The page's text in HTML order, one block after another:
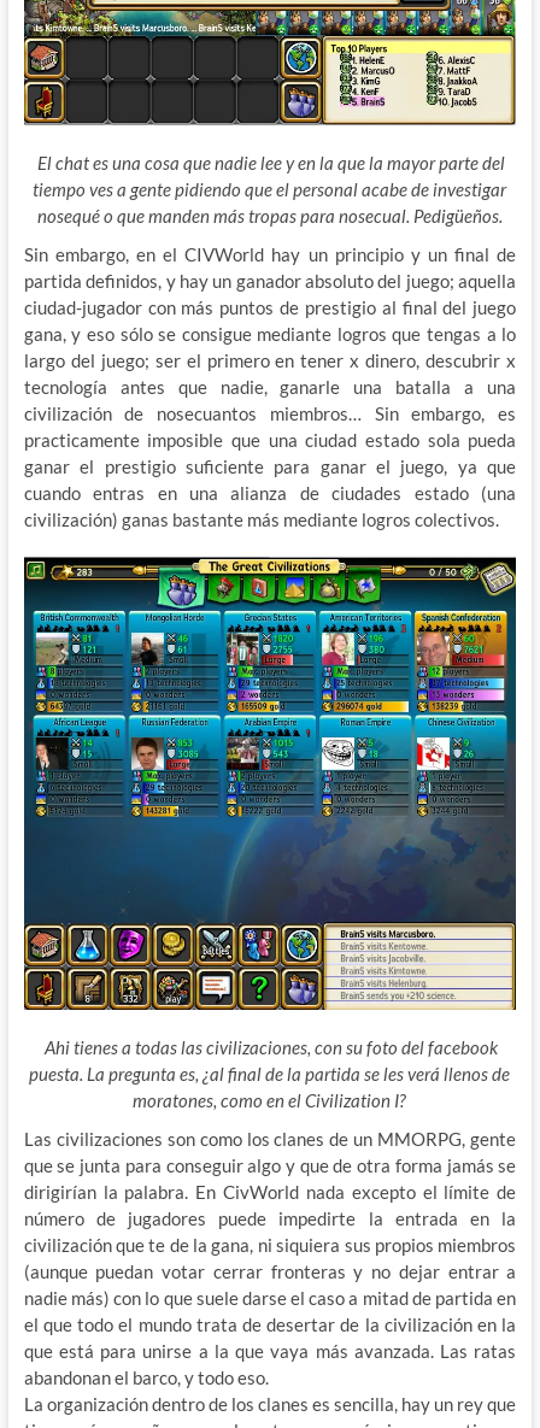
El chat es una cosa que nadie lee y en la que la mayor parte del
tiempo ves a gente pidiendo que el personal acabe de investigar
nosequé o que manden más tropas para nosecual. Pedigüeños.
Sin embargo, en el CIVWorld hay un principio y un final de
partida definidos, y hay un ganador absoluto del juego; aquella
ciudad-jugador con más puntos de prestigio al final del juego
gana, y eso sólo se consigue mediante logros que tengas a lo
largo del juego; ser el primero en tener x dinero, descubrir x
tecnología antes que nadie, ganarle una batalla a una
civilización de nosecuantos miembros… Sin embargo, es
practicamente imposible que una ciudad estado sola pueda
ganar el prestigio suficiente para ganar el juego, ya que
cuando entras en una alianza de ciudades estado (una
civilización) ganas bastante más mediante logros colectivos.
Ahi tienes a todas las civilizaciones, con su foto del facebook
puesta. La pregunta es, ¿al final de la partida se les verá llenos de
moratones, como en el Civilization I?
Las civilizaciones son como los clanes de un MMORPG, gente
que se junta para conseguir algo y que de otra forma jamás se
dirigirían la palabra. En CivWorld nada excepto el límite de
número de jugadores puede impedirte la entrada en la
civilización que te de la gana, ni siquiera sus propios miembros
(aunque puedan votar cerrar fronteras y no dejar entrar a
nadie más) con lo que suele darse el caso a mitad de partida en
el que todo el mundo trata de desertar de la civilización en la
que está para unirse a la que vaya más avanzada. Las ratas
abandonan el barco, y todo eso.
La organización dentro de los clanes es sencilla, hay un rey que